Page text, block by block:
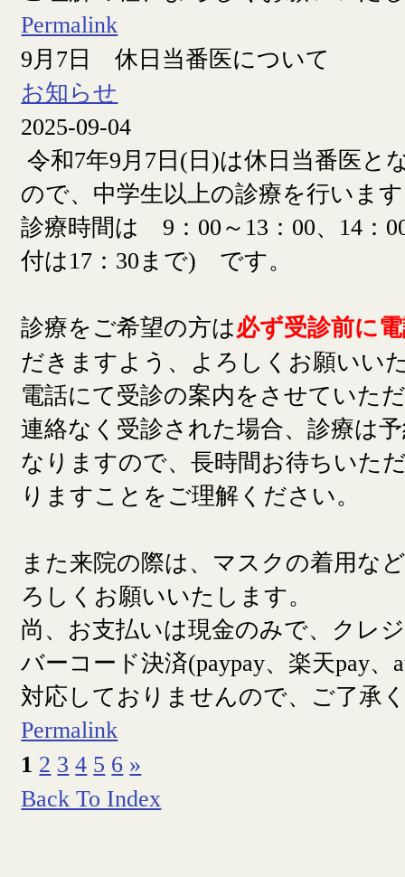
Permalink
9月7日 休日当番医について
お知らせ
2025-09-04
令和7年9月7日(日)は休日当番医と
ので、中学生以上の診療を行います
診療時間は 9：00～13：00、14：
付は17：30まで) です。
診療をご希望の方は必ず受診前に
だきますよう、よろしくお願いい
電話にて受診の案内をさせていた
連絡なく受診された場合、診療は
なりますので、長時間お待ちいた
りますことをご理解ください。
また来院の際は、マスクの着用な
ろしくお願いいたします。
尚、お支払いは現金のみで、クレ
バーコード決済(paypay、楽天pay、
対応しておりませんので、ご了承
Permalink
1 2 3 4 5 6 »
Back To Index